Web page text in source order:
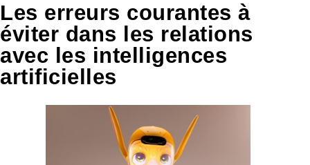
Les erreurs courantes à
éviter dans les relations
avec les intelligences
artificielles